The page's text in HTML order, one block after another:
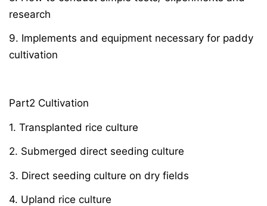
research
9. Implements and equipment necessary for paddy
cultivation
Part2 Cultivation
1. Transplanted rice culture
2. Submerged direct seeding culture
3. Direct seeding culture on dry fields
4. Upland rice culture